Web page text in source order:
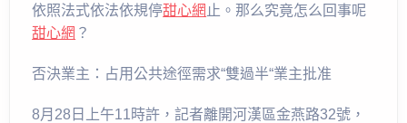
依照法式依法依規停甜心網 止。那么究竟怎么回事呢
甜心網 ？
否決業主：占用公共途徑需求“雙過半“業主批准
8月28日上午11時許，記者離開河漢區金燕路32號，